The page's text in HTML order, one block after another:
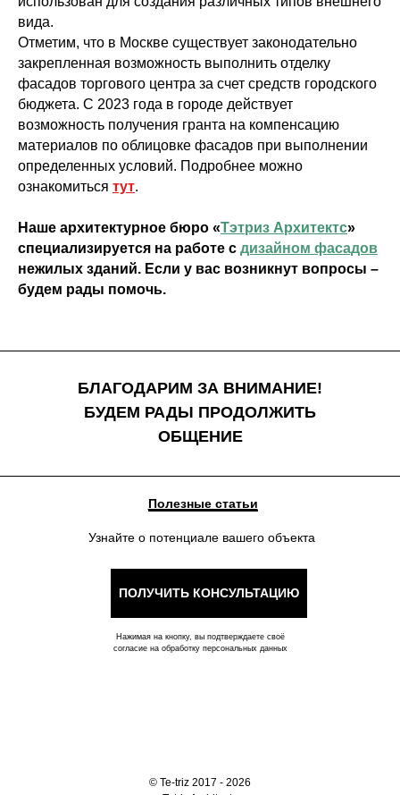
вида.
Отметим, что в Москве существует законодательно
закрепленная возможность выполнить отделку
фасадов торгового центра за счет средств городского
бюджета. С 2023 года в городе действует
возможность получения гранта на компенсацию
материалов по облицовке фасадов при выполнении
определенных условий. Подробнее можно
ознакомиться тут.
Наше архитектурное бюро «Тэтриз Архитектс»
специализируется на работе с дизайном фасадов
нежилых зданий. Если у вас возникнут вопросы –
будем рады помочь.
БЛАГОДАРИМ ЗА ВНИМАНИЕ!
БУДЕМ РАДЫ ПРОДОЛЖИТЬ
ОБЩЕНИЕ
Узнайте о потенциале вашего объекта
ПОЛУЧИТЬ КОНСУЛЬТАЦИЮ
Нажимая на кнопку, вы подтверждаете своё
согласие на обработку персональных данных
Полезные статьи
© Te-triz 2017 - 2026